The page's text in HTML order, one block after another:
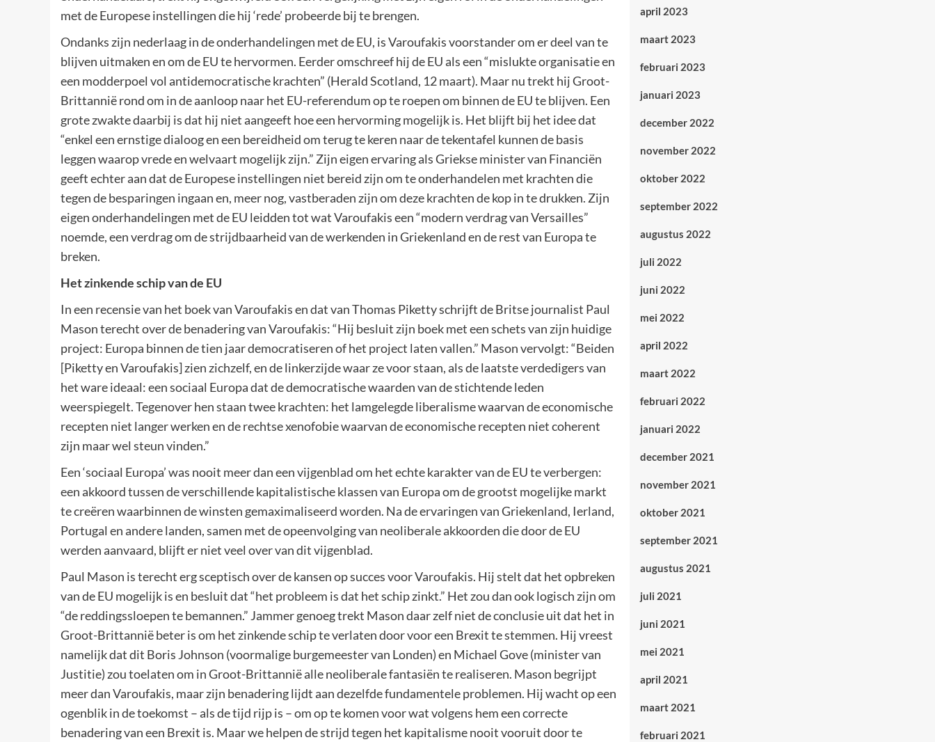
met de Europese instellingen die hij ‘rede’ probeerde bij te brengen.
Ondanks zijn nederlaag in de onderhandelingen met de EU, is Varoufakis voorstander om er deel van te
blijven uitmaken en om de EU te hervormen. Eerder omschreef hij de EU als een “mislukte organisatie en
een modderpoel vol antidemocratische krachten” (Herald Scotland, 12 maart). Maar nu trekt hij Groot-
Brittannië rond om in de aanloop naar het EU-referendum op te roepen om binnen de EU te blijven. Een
grote zwakte daarbij is dat hij niet aangeeft hoe een hervorming mogelijk is. Het blijft bij het idee dat
“enkel een ernstige dialoog en een bereidheid om terug te keren naar de tekentafel kunnen de basis
leggen waarop vrede en welvaart mogelijk zijn.” Zijn eigen ervaring als Griekse minister van Financiën
geeft echter aan dat de Europese instellingen niet bereid zijn om te onderhandelen met krachten die
tegen de besparingen ingaan en, meer nog, vastberaden zijn om deze krachten de kop in te drukken. Zijn
eigen onderhandelingen met de EU leidden tot wat Varoufakis een “modern verdrag van Versailles”
noemde, een verdrag om de strijdbaarheid van de werkenden in Griekenland en de rest van Europa te
breken.
Het zinkende schip van de EU
In een recensie van het boek van Varoufakis en dat van Thomas Piketty schrijft de Britse journalist Paul
Mason terecht over de benadering van Varoufakis: “Hij besluit zijn boek met een schets van zijn huidige
project: Europa binnen de tien jaar democratiseren of het project laten vallen.” Mason vervolgt: “Beiden
[Piketty en Varoufakis] zien zichzelf, en de linkerzijde waar ze voor staan, als de laatste verdedigers van
het ware ideaal: een sociaal Europa dat de democratische waarden van de stichtende leden
weerspiegelt. Tegenover hen staan twee krachten: het lamgelegde liberalisme waarvan de economische
recepten niet langer werken en de rechtse xenofobie waarvan de economische recepten niet coherent
zijn maar wel steun vinden.”
Een ‘sociaal Europa’ was nooit meer dan een vijgenblad om het echte karakter van de EU te verbergen:
een akkoord tussen de verschillende kapitalistische klassen van Europa om de grootst mogelijke markt
te creëren waarbinnen de winsten gemaximaliseerd worden. Na de ervaringen van Griekenland, Ierland,
Portugal en andere landen, samen met de opeenvolging van neoliberale akkoorden die door de EU
werden aanvaard, blijft er niet veel over van dit vijgenblad.
Paul Mason is terecht erg sceptisch over de kansen op succes voor Varoufakis. Hij stelt dat het opbreken
van de EU mogelijk is en besluit dat “het probleem is dat het schip zinkt.” Het zou dan ook logisch zijn om
“de reddingssloepen te bemannen.” Jammer genoeg trekt Mason daar zelf niet de conclusie uit dat het in
Groot-Brittannië beter is om het zinkende schip te verlaten door voor een Brexit te stemmen. Hij vreest
namelijk dat dit Boris Johnson (voormalige burgemeester van Londen) en Michael Gove (minister van
Justitie) zou toelaten om in Groot-Brittannië alle neoliberale fantasiën te realiseren. Mason begrijpt
meer dan Varoufakis, maar zijn benadering lijdt aan dezelfde fundamentele problemen. Hij wacht op een
ogenblik in de toekomst – als de tijd rijp is – om op te komen voor wat volgens hem een correcte
benadering van een Brexit is. Maar we helpen de strijd tegen het kapitalisme nooit vooruit door te
april 2023
maart 2023
februari 2023
januari 2023
december 2022
november 2022
oktober 2022
september 2022
augustus 2022
juli 2022
juni 2022
mei 2022
april 2022
maart 2022
februari 2022
januari 2022
december 2021
november 2021
oktober 2021
september 2021
augustus 2021
juli 2021
juni 2021
mei 2021
april 2021
maart 2021
februari 2021